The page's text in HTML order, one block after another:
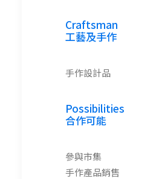
Craftsman
工藝及手作
手作設計品
Possibilities
合作可能
參與市集
手作產品銷售